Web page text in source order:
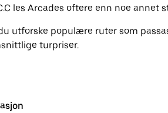
les Arcades oftere enn noe annet
utforske populære ruter som
turpriser.